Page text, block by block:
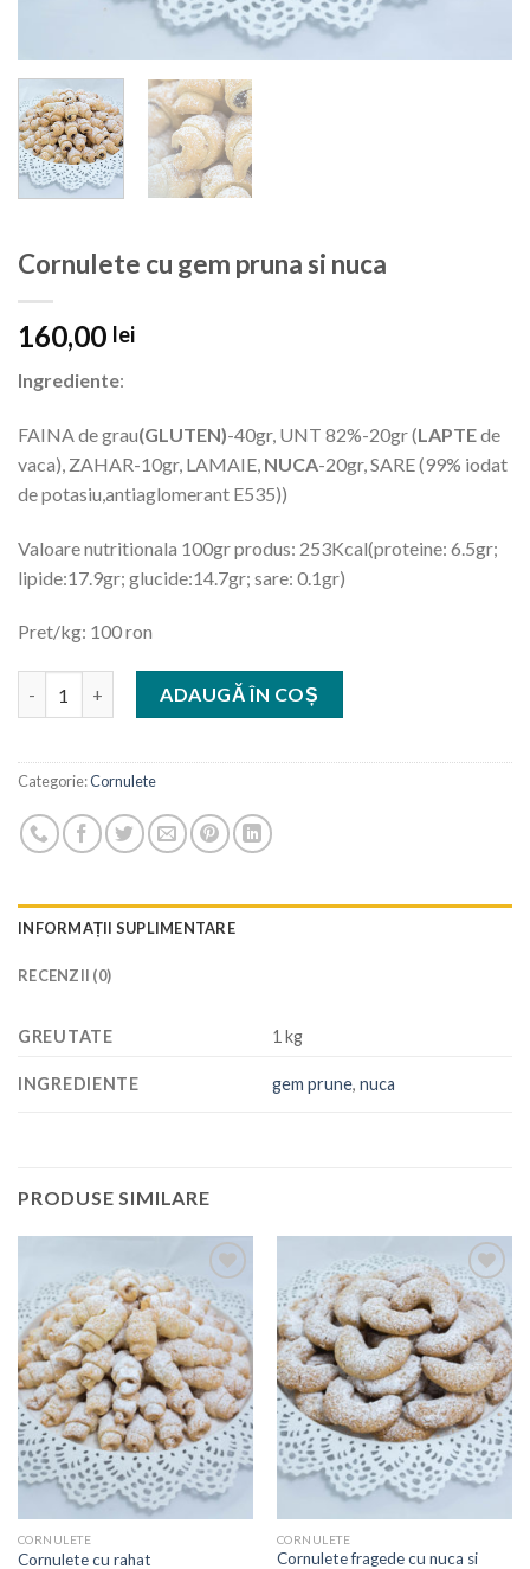
Cornulete cu gem pruna si nuca
160,00 lei
Ingrediente:
FAINA de grau(GLUTEN)-40gr, UNT 82%-20gr (LAPTEde
vaca), ZAHAR-10gr, LAMAIE, NUCA-20gr, SARE (99% iodat
de potasiu,antiaglomerant E535))
Valoare nutritionala 100gr produs: 253Kcal(proteine: 6.5gr;
lipide:17.9gr; glucide:14.7gr; sare: 0.1gr)
Pret/kg: 100 ron
Cantitate Cornulete cu gem pruna si nuca
ADAUGĂ ÎN COȘ
Categorie:Cornulete
INFORMAȚII SUPLIMENTARE
RECENZII (0)
GREUTATE 1 kg
INGREDIENTE gem prune,nuca
PRODUSE SIMILARE
Add to
Wishlist
CORNULETE
Cornulete cu rahat
Add to
Wishlist
CORNULETE
Cornulete fragede cu nuca si